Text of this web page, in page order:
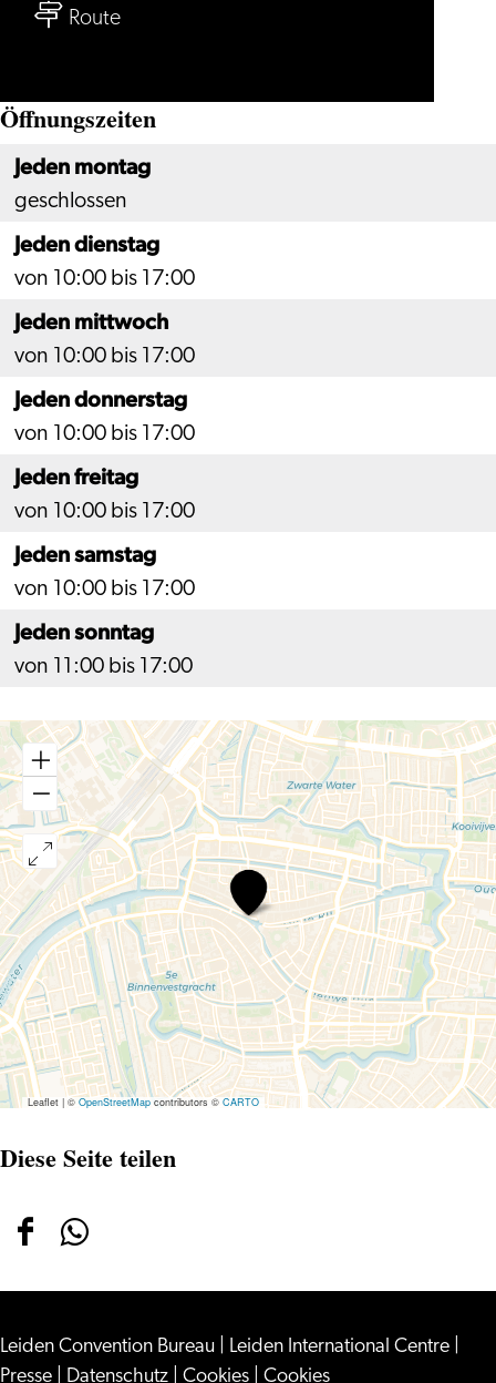
Routebis
Logica
Öffnungszeiten
Jeden montag
geschlossen
Jeden dienstag
von 10:00 bis 17:00
Jeden mittwoch
von 10:00 bis 17:00
Jeden donnerstag
von 10:00 bis 17:00
Jeden freitag
von 10:00 bis 17:00
Jeden samstag
von 10:00 bis 17:00
Jeden sonntag
von 11:00 bis 17:00
Cafe
Restaurant
Logica
Leaflet | ©OpenStreetMapcontributors ©CARTO
Diese Seite teilen
Diese
auf
Diese
auf
Leiden Convention Bureau Leiden International Centre
Presse
Datenschutz Cookies Cookies